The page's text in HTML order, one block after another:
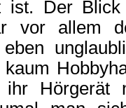
ist. Der
vor allem
eben
Hörgerät